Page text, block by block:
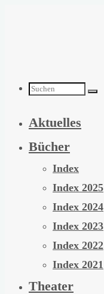
Suchen
nach:
Aktuelles
Bücher
Index
Index 2025
Index 2024
Index 2023
Index 2022
Index 2021
Theater